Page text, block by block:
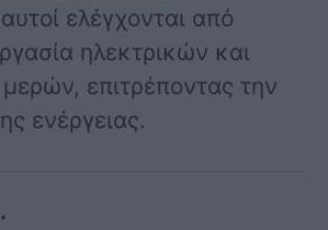
ελέγχονται από
ηλεκτρικών και
επιτρέποντας την
ενέργειας.